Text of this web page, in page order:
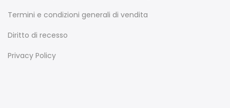
Termini e condizioni generali di vendita
Diritto di recesso
Privacy Policy